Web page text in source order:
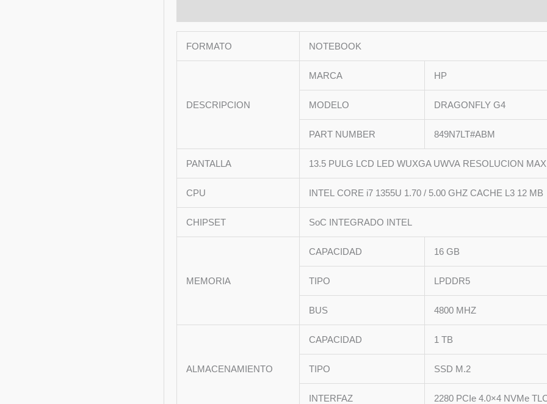
4800
FORMATO NOTEBOOK
DESCRIPCION
MARCA HP
MODELO DRAGONFLY G4
PART NUMBER 849N7LT#ABM
PANTALLA 13.5 PULG LCD LED WUXGA UWVA RESOLUCION
CPU INTEL CORE i7 1355U 1.70 / 5.00 GHZ CACHE L3 12 MB
CHIPSET SoC INTEGRADO INTEL
MEMORIA
CAPACIDAD 16 GB
TIPO LPDDR5
BUS 4800 MHZ
ALMACENAMIENTO
CAPACIDAD 1 TB
TIPO SSD M.2
INTERFAZ 2280 PCIe 4.0×4 NVMe